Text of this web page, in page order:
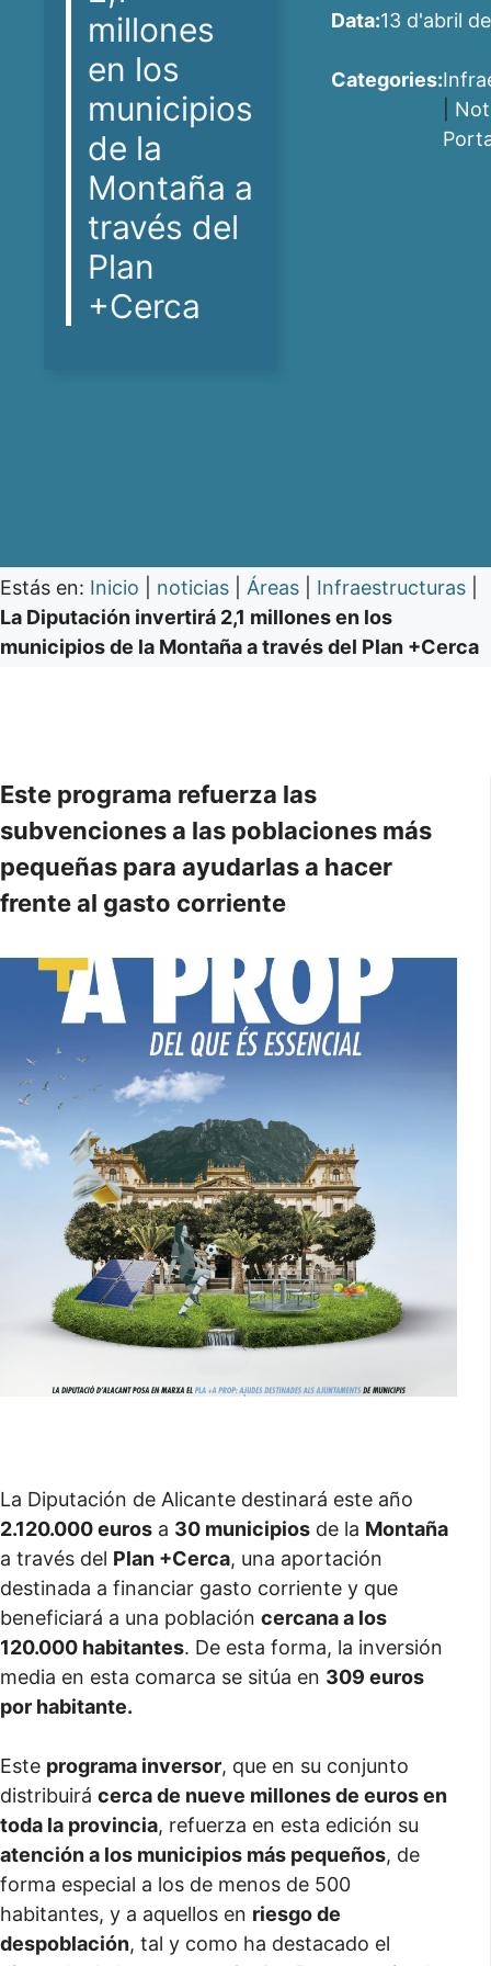
millones
en los
municipios
de la
Montaña a
través del
Plan
+Cerca
Data:13 d'abril
Categories:
Estás en: Inicio noticias Áreas Infraestructuras
La Diputación invertirá 2,1 millones en los
municipios de la Montaña a través del Plan +Cerca
Este programa refuerza las
subvenciones a las poblaciones más
pequeñas para ayudarlas a hacer
frente al gasto corriente
La Diputación de Alicante destinará este año
2.120.000 euros a 30 municipios de la Montaña
a través del Plan +Cerca, una aportación
destinada a financiar gasto corriente y que
beneficiará a una población cercana a los
120.000 habitantes. De esta forma, la inversión
media en esta comarca se sitúa en 309 euros
por habitante.
Este programa inversor, que en su conjunto
distribuirá cerca de nueve millones de euros en
toda la provincia, refuerza en esta edición su
atención a los municipios más pequeños, de
forma especial a los de menos de 500
habitantes, y a aquellos en riesgo de
despoblación, tal y como ha destacado el